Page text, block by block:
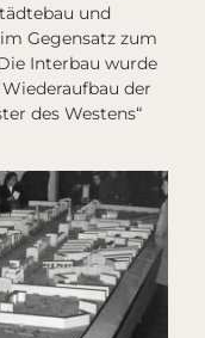
und
Gegensatz zum
Interbau wurde
der
des Westens“